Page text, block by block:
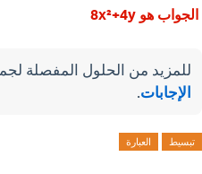
الجواب هو 8x²+4y
للمزيد من الحلول المفصلة
الإجابات.
تبسيط العبارة